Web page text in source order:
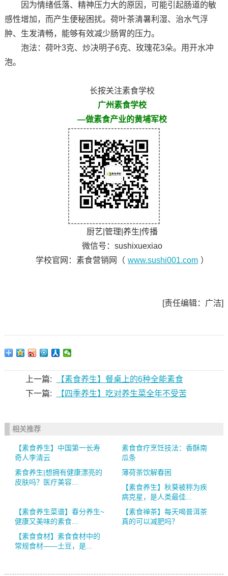
因为情绪低落、精神压力大的原因，可能引起肠道的敏
感性增加，而产生便秘困扰。荷叶茶清暑利湿、治水气浮
肿、生发清畅，能够有效减少肠胃的压力。
泡法：荷叶3克、炒决明子6克、玫瑰花3朵。用开水冲
泡。
长按关注素食学校
广州素食学校
—做素食产业的黄埔军校
厨艺|管理|养生|传播
微信号：sushixuexiao
学校官网：素食营销网（ www.sushi001.com ）
[责任编辑：广洁]
上一篇:
【素食养生】餐桌上的6种全能素食
下一篇:
【四季养生】吃对养生菜全年不受苦
相关推荐
【素食养生】中国第一长寿
奇人李清云
素食食疗烹饪技法：香酥南
瓜条
素食养生|想拥有健康漂亮的
皮肤吗？医疗美容...
薄荷茶饮解春困
【素食养生】秋葵被称为疾
病克星，是人类最佳...
【素食养生菜谱】春分养生~
健康又美味的素食...
【素食禅茶】每天喝普洱茶
真的可以减肥吗？
【素食食材】素食食材中的
常规食材——土豆，是...